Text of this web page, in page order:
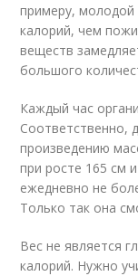
примеру,
калорий, чем
веществ
большого
Каждый час
Соответственно,
произведению
при росте 165 см
ежедневно не
Только так она
Вес не является
калорий. Нужно